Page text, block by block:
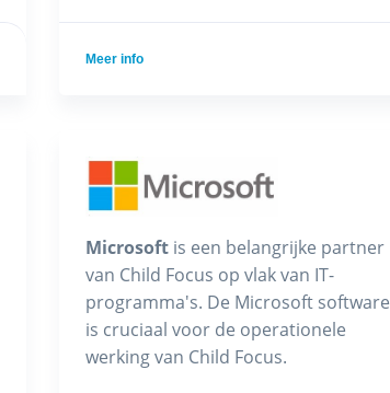
Meer info
Microsoftis een belangrijke partner
van Child Focus op vlak van IT-
programma's. De Microsoft software
is cruciaal voor de operationele
werking van Child Focus.